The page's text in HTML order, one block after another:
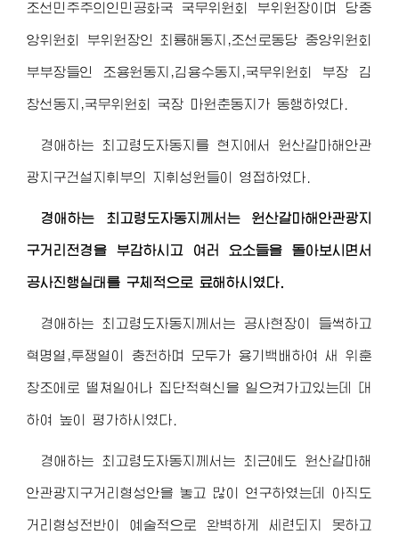
조선민주주의인민공화국 국무위원회 부위원장이며 당중
앙위원회 부위원장인 최룡해동지,조선로동당 중앙위원회
부부장들인 조용원동지,김용수동지,국무위원회 부장 김
창선동지,국무위원회 국장 마원춘동지가 동행하였다.
경애하는 최고령도자동지 를 현지에서 원산갈마해안관
광지구건설지휘부의 지휘성원들이 영접하였다.
경애하는 최고령도자동지 께서는 원산갈마해안관광지
구거리전경을 부감하시고 여러 요소들을 돌아보시면서
공사진행실태를 구체적으로 료해하시였다.
경애하는 최고령도자동지 께서는 공사현장이 들썩하고
혁명열,투쟁열이 충천하며 모두가 용기백배하여 새 위훈
창조에로 떨쳐일어나 집단적혁신을 일으켜가고있는데 대
하여 높이 평가하시였다.
경애하는 최고령도자동지 께서는 최근에도 원산갈마해
안관광지구거리형성안을 놓고 많이 연구하였는데 아직도
거리형성전반이 예술적으로 완벽하게 세련되지 못하고